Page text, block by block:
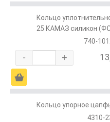
Кольцо
25 КАМАЗ силикон
740-
- +
Ä
Кольцо упорное
4310-